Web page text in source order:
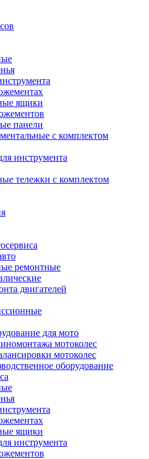
ящики
панели
с комплектом
инструмента
тележки с комплектом
ремонтные
двигателей
для мото
мотоколес
мотоколес
оборудование
ящики
инструмента